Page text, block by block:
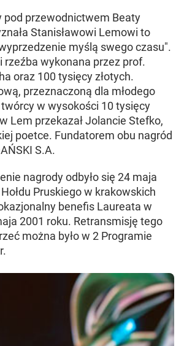
pod przewodnictwem Beaty
Stanisławowi Lemowi to
myślą swego czasu".
rzeźba wykonana przez prof.
oraz 100 tysięcy złotych.
przeznaczoną dla młodego
w wysokości 10 tysięcy
Lem przekazał Jolancie Stefko,
poetce. Fundatorem obu nagród
S.A.
nagrody odbyło się 24 maja
Pruskiego w krakowskich
benefis Laureata w
2001 roku. Retransmisję tego
można było w 2 Programie